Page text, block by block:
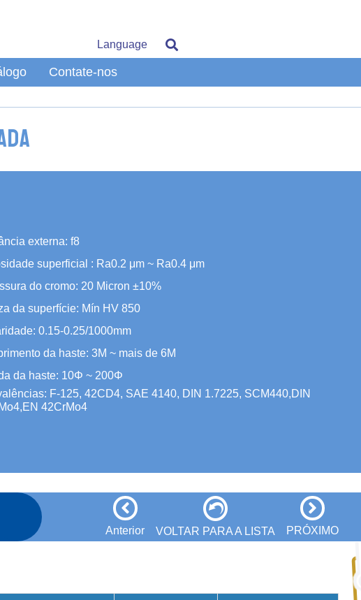
Language
Contate-nos
externa: f8
superficial : Ra0.2 μm ~ Ra0.4 μm
do cromo: 20 Micron ±10%
da superfície: Mín HV 850
0.15-0.25/1000mm
da haste: 3M ~ mais de 6M
da haste: 10Φ ~ 200Φ
F-125, 42CD4, SAE 4140, DIN 1.7225, SCM440,DIN
42CrMo4
Anterior
VOLTAR PARA A LISTA PRÓXIMO